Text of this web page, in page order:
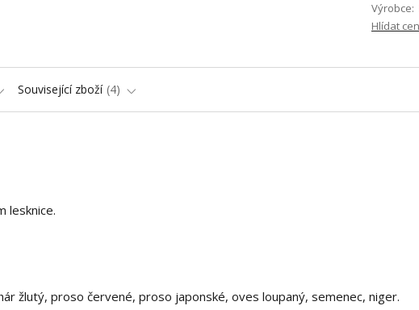
Výrobce:
Hlídat
Související zboží 4
lesknice.
žlutý, proso červené, proso japonské, oves loupaný, semenec, niger.